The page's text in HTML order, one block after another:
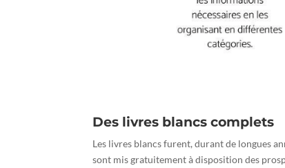
Des livres blancs complets
Les livres blancs furent, durant de longues
sont mis gratuitement à disposition des